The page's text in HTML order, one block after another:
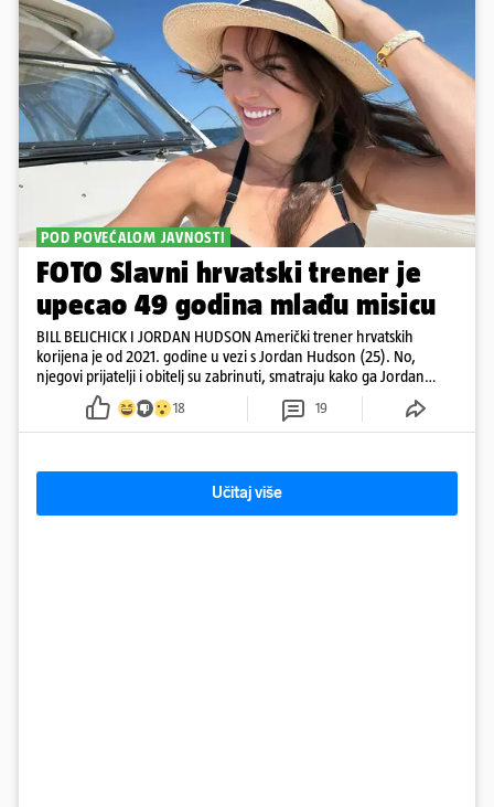
POD POVEĆALOM JAVNOSTI
FOTO Slavni hrvatski trener je
upecao 49 godina mlađu misicu
BILL BELICHICK I JORDAN HUDSON Američki trener hrvatskih
korijena je od 2021. godine u vezi s Jordan Hudson (25). No,
njegovi prijatelji i obitelj su zabrinuti, smatraju kako ga Jordan
kontrolira
18 19
Učitaj više